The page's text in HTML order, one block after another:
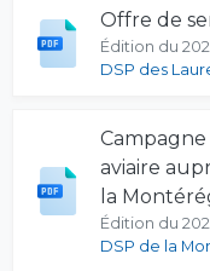
Offre de
Édition du
DSP des
aviaire
la
Édition du
DSP de la